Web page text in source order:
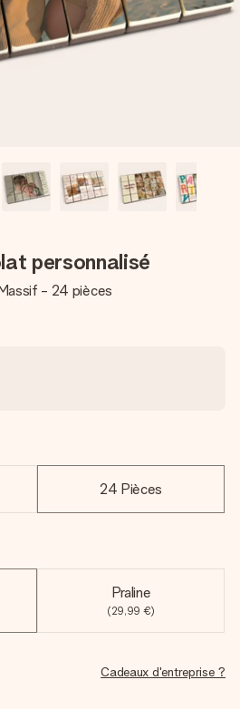
en quelques étapes – avec
ou un message qui touche le cœur.
tout l’amour pour le moment idéal.
personnalisé
- 24 pièces
24 Pièces
Praline
(29,99 €)
Cadeaux d'entreprise ?